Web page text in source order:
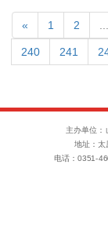
« 1 2
240 241
主办单位：
地址：太
电话：0351-